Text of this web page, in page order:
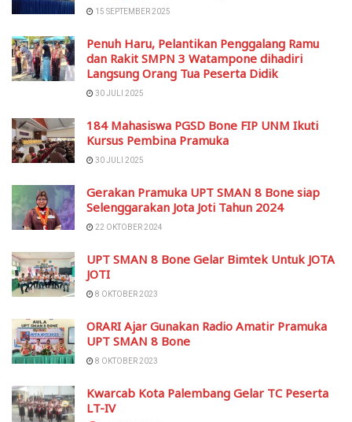
15 SEPTEMBER 2025
Penuh Haru, Pelantikan Penggalang Ramu
dan Rakit SMPN 3 Watampone dihadiri
Langsung Orang Tua Peserta Didik
30 JULI 2025
184 Mahasiswa PGSD Bone FIP UNM Ikuti
Kursus Pembina Pramuka
30 JULI 2025
Gerakan Pramuka UPT SMAN 8 Bone siap
Selenggarakan Jota Joti Tahun 2024
22 OKTOBER 2024
UPT SMAN 8 Bone Gelar Bimtek Untuk JOTA
JOTI
8 OKTOBER 2023
ORARI Ajar Gunakan Radio Amatir Pramuka
UPT SMAN 8 Bone
8 OKTOBER 2023
Kwarcab Kota Palembang Gelar TC Peserta
LT-IV